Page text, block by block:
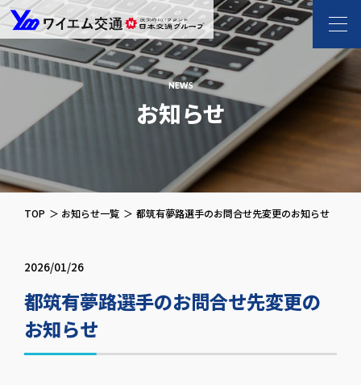
ワイエム交通 l 新
NEWS
お知らせ
TOP お知らせ一覧 都筑有夢路選手のお問合せ先変更のお知らせ
2026/01/26
都筑有夢路選手のお問合せ先変更の
お知らせ